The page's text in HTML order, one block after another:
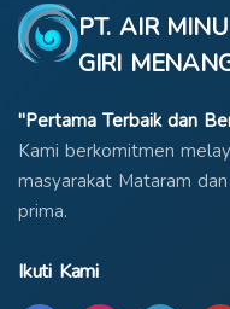
PT. AIR
GIRI
"Pertama Terbaik dan
Kami berkomitmen
masyarakat Mataram
prima.
Ikuti Kami